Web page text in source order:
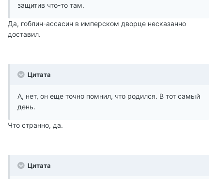
защитив что-то там.
Да, гоблин-ассасин в имперском дворце несказанно
доставил.
Цитата
А, нет, он еще точно помнил, что родился. В тот самый
день.
Что странно, да.
Цитата